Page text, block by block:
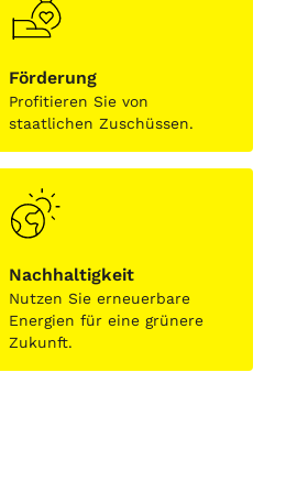
Förderung
Profitieren Sie von
staatlichen Zuschüssen.
Nachhaltigkeit
Nutzen Sie erneuerbare
Energien für eine grünere
Zukunft.